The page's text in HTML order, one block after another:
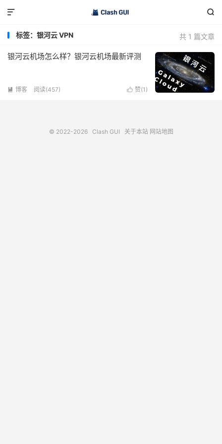


共 1 篇文章
标签：银河云 VPN
银河云机场怎么样？银河云机场最新评测
 赞(1 )
 博客 阅读(457)
© 2022-2026 Clash GUI 关于本站 网站地图